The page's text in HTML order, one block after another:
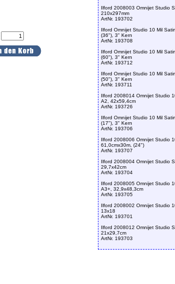
Ilford 2008003 Omnijet Studio
210x297mm
ArtNr. 193702
Ilford Omnijet Studio 10 Mil
(36"), 3" Kern
ArtNr. 193708
Ilford Omnijet Studio 10 Mil
(60"), 3" Kern
ArtNr. 193712
Ilford Omnijet Studio 10 Mil
(50"), 3" Kern
ArtNr. 193711
Ilford 2008014 Omnijet Studio
A2, 42x59,4cm
ArtNr. 193726
Ilford Omnijet Studio 10 Mil
(17"), 3" Kern
ArtNr. 193706
Ilford 2008006 Omnijet Studio
61,0cmx30m, (24")
ArtNr. 193707
Ilford 2008004 Omnijet Studio
29,7x42cm
ArtNr. 193704
Ilford 2008005 Omnijet Studio
A3+, 32,9x48,3cm
ArtNr. 193705
Ilford 2008002 Omnijet Studio
13x18
ArtNr. 193701
Ilford 2008012 Omnijet Studio
21x29,7cm
ArtNr. 193703